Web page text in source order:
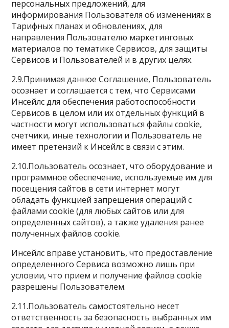
персональных предложений, для
информирования Пользователя об изменениях в
Тарифных планах и обновлениях, для
направления Пользователю маркетинговых
материалов по тематике Сервисов, для защиты
Сервисов и Пользователей и в других целях.
2.9.Принимая данное Соглашение, Пользователь
осознает и соглашается с тем, что Сервисами
Инсейлс для обеспечения работоспособности
Сервисов в целом или их отдельных функций в
частности могут использоваться файлы cookie,
счетчики, иные технологии и Пользователь не
имеет претензий к Инсейлс в связи с этим.
2.10.Пользователь осознает, что оборудование и
программное обеспечение, используемые им для
посещения сайтов в сети интернет могут
обладать функцией запрещения операций с
файлами cookie (для любых сайтов или для
определенных сайтов), а также удаления ранее
полученных файлов cookie.
Инсейлс вправе установить, что предоставление
определенного Сервиса возможно лишь при
условии, что прием и получение файлов cookie
разрешены Пользователем.
2.11.Пользователь самостоятельно несет
ответственность за безопасность выбранных им